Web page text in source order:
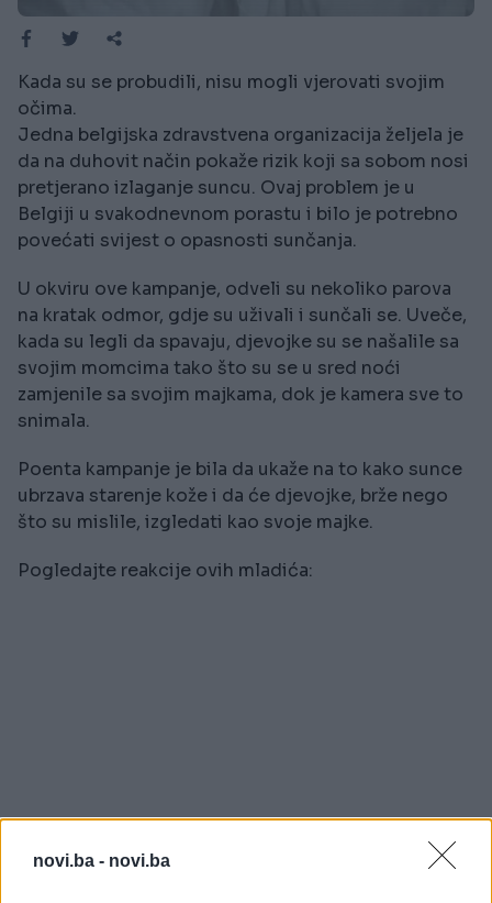
novi.ba - novi.ba
Kada su se probudili, nisu mogli vjerovati svojim
očima.
Jedna belgijska zdravstvena organizacija željela je
da na duhovit način pokaže rizik koji sa sobom nosi
pretjerano izlaganje suncu. Ovaj problem je u
Belgiji u svakodnevnom porastu i bilo je potrebno
povećati svijest o opasnosti sunčanja.
U okviru ove kampanje, odveli su nekoliko parova
na kratak odmor, gdje su uživali i sunčali se. Uveče,
kada su legli da spavaju, djevojke su se našalile sa
svojim momcima tako što su se u sred noći
zamjenile sa svojim majkama, dok je kamera sve to
snimala.
Poenta kampanje je bila da ukaže na to kako sunce
ubrzava starenje kože i da će djevojke, brže nego
što su mislile, izgledati kao svoje majke.
Pogledajte reakcije ovih mladića: